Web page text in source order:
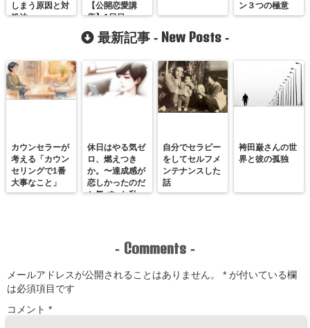
しまう原因と対
処法
【公開恋愛講
座】1日目
ン３つの極意
最新記事 - New Posts -
カウンセラーが
考える「カウン
セリングで1番
大事なこと」
休日はやる気ゼ
ロ、燃えつき
か。〜達成感が
恋しかったのだ
と気づいた私
自分でセラピー
をしてセルフメ
ンテナンスした
話
袴田巌さんの世
界と彼の孤独
- Comments -
メールアドレスが公開されることはありません。 * が付いている欄
は必須項目です
コメント *